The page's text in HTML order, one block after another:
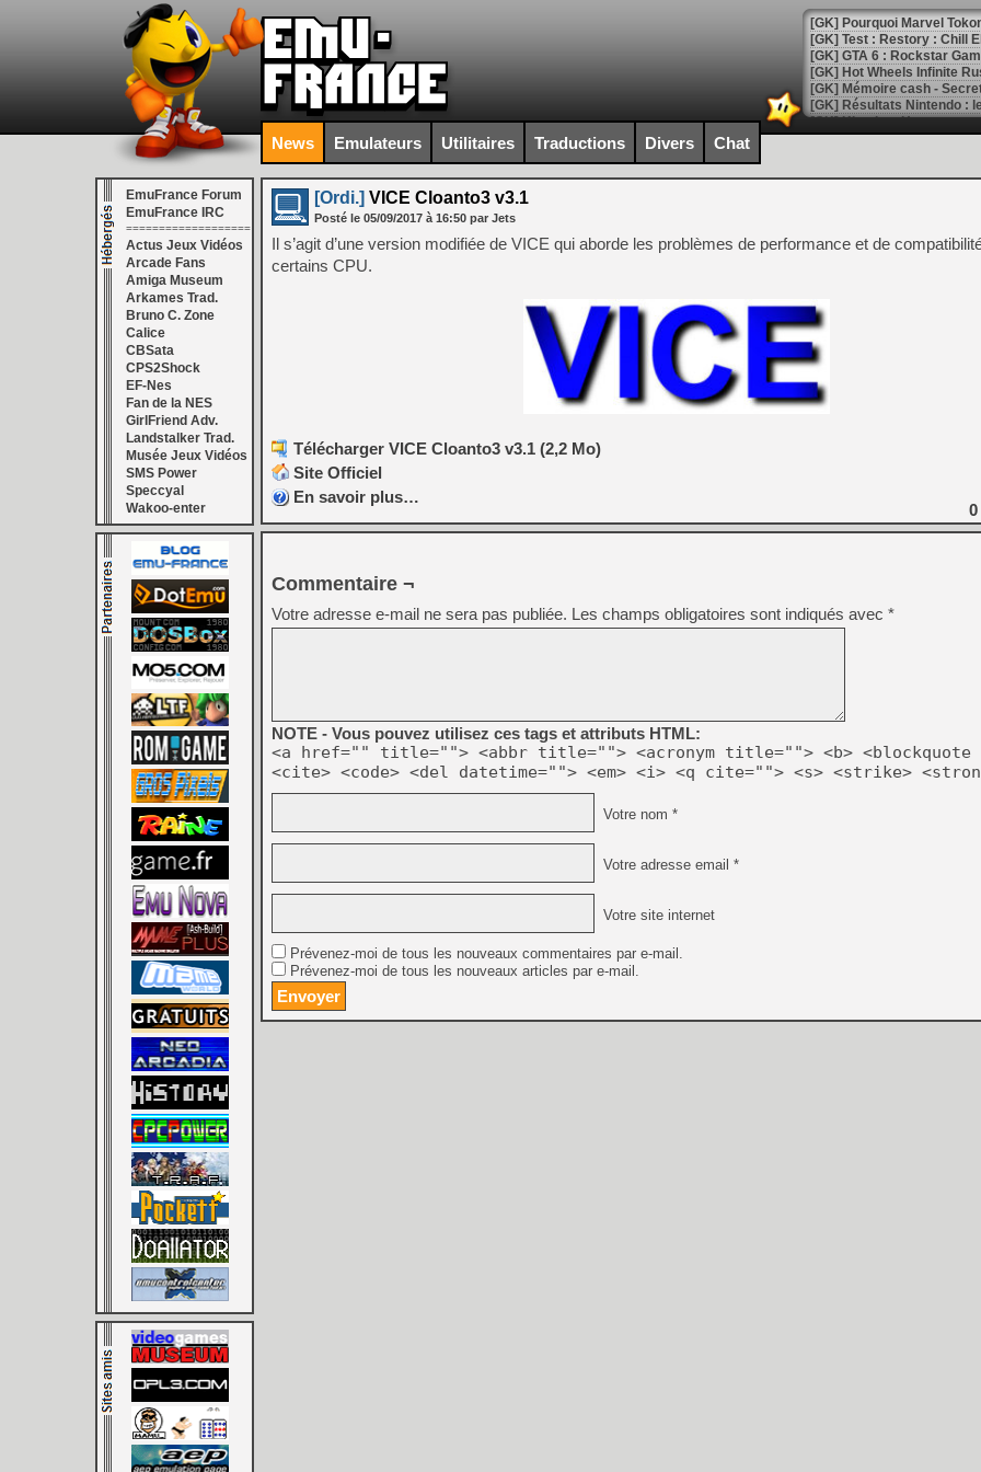
[GK] Pourquoi Marvel
[GK] Test : Restory : Chill
[GK] GTA 6 : Rockstar
[GK] Hot Wheels Infinite
[GK] Mémoire cash -
[GK] Résultats Nintendo :
[GK] Déjà des
[Mo5] Brickboy cherche à
[GK] Minecraft et ses «
[GK] Beast of
[GK] Ubisoft : fin de partie
[GK] Mémoire cash -
[GK] Dan Houser (GTA)
[GK] Comment EA Sports
[GK] Crimson Moon : un
[GK] Isle of Reveries : le
[GK] Moonlighter 2 : The
[GK] Capcom relance
[Mo5] Deux inédits du
[GK] Le beat'em up The
[GK] Endless Legend 2 :
[LS] [PS5] Le WebKit
[GK] Oubliez Crazy Taxi,
[LS] [Switch] NSZ 5.0.0
[GK] No More Room in
[GK] Un chatbot Atelier
[GK] Mémoire cash -
[GK] Nvidia : le prix des
[GK] Suikoden Star Leap :
[Mo5] La mini borne
News Emulateurs Utilitaires Traductions Divers Chat
EmuFrance Forum
EmuFrance IRC
===================
Actus Jeux Vidéos
Arcade Fans
Amiga Museum
Arkames Trad.
Bruno C. Zone
Calice
CBSata
CPS2Shock
EF-Nes
Fan de la NES
GirlFriend Adv.
Landstalker Trad.
Musée Jeux Vidéos
SMS Power
Speccyal
Wakoo-enter
[Ordi.] VICE Cloanto3 v3.1
Posté le 05/09/2017 à 16:50 par Jets
Il s’agit d’une version modifiée de VICE qui aborde les problèmes de performance et de
certains CPU.
Télécharger VICE Cloanto3 v3.1 (2,2 Mo)
Site Officiel
En savoir plus…
0
Commentaire ¬
Votre adresse e-mail ne sera pas publiée. Les champs obligatoires sont indiqués avec *
NOTE - Vous pouvez utilisez ces tags et attributs HTML:
<a href="" title=""> <abbr title=""> <acronym title=""> <b> <blockquote
<cite> <code> <del datetime=""> <em> <i> <q cite=""> <s> <strike>
Votre nom *
Votre adresse email *
Votre site internet
Prévenez-moi de tous les nouveaux commentaires par e-mail.
Prévenez-moi de tous les nouveaux articles par e-mail.